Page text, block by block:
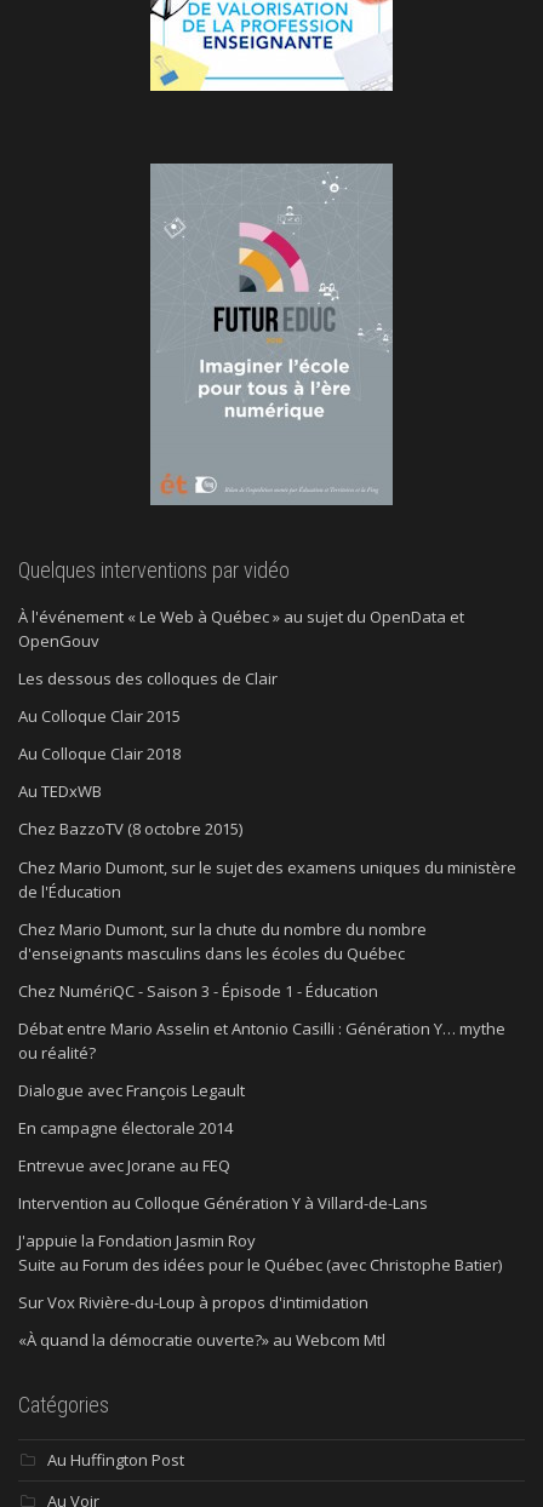
Quelques interventions par vidéo
À l'événement « Le Web à Québec » au sujet du OpenData et
OpenGouv
Les dessous des colloques de Clair
Au Colloque Clair 2015
Au Colloque Clair 2018
Au TEDxWB
Chez BazzoTV (8 octobre 2015)
Chez Mario Dumont, sur le sujet des examens uniques du ministère
de l'Éducation
Chez Mario Dumont, sur la chute du nombre du nombre
d'enseignants masculins dans les écoles du Québec
Chez NumériQC - Saison 3 - Épisode 1 - Éducation
Débat entre Mario Asselin et Antonio Casilli : Génération Y… mythe
ou réalité?
Dialogue avec François Legault
En campagne électorale 2014
Entrevue avec Jorane au FEQ
Intervention au Colloque Génération Y à Villard-de-Lans
J'appuie la Fondation Jasmin Roy
Suite au Forum des idées pour le Québec (avec Christophe Batier)
Sur Vox Rivière-du-Loup à propos d'intimidation
«À quand la démocratie ouverte?» au Webcom Mtl
Catégories
Au Huffington Post
Au Voir